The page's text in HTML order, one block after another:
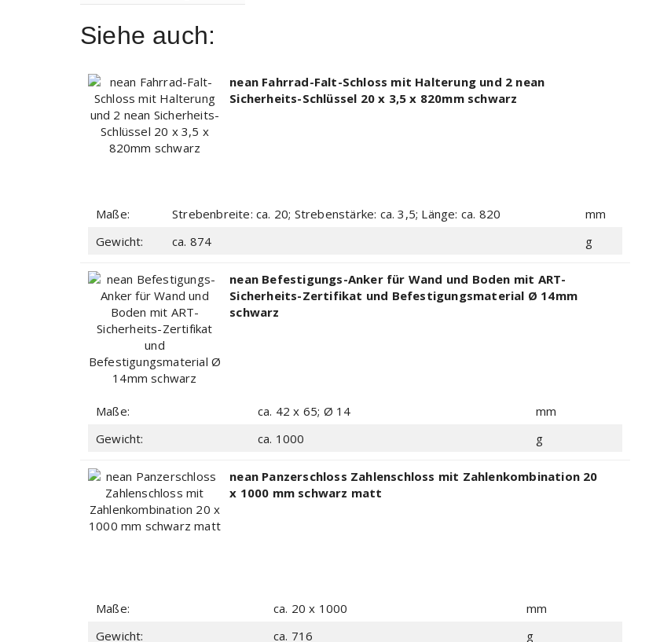
Siehe auch:
nean Fahrrad-Falt-Schloss mit Halterung und 2 nean
Sicherheits-Schlüssel 20 x 3,5 x 820mm schwarz
Maße: Strebenbreite: ca. 20; Strebenstärke: ca. 3,5; Länge: ca. 820
mm
Gewicht:
ca. 874 g
nean Befestigungs-Anker für Wand und Boden mit ART-
Sicherheits-Zertifikat und Befestigungsmaterial Ø 14mm
schwarz
Maße: ca. 42 x 65; Ø 14
mm
Gewicht:
ca. 1000 g
nean Panzerschloss Zahlenschloss mit Zahlenkombination 20
x 1000 mm schwarz matt
Maße: ca. 20 x 1000
mm
Gewicht:
ca. 716 g